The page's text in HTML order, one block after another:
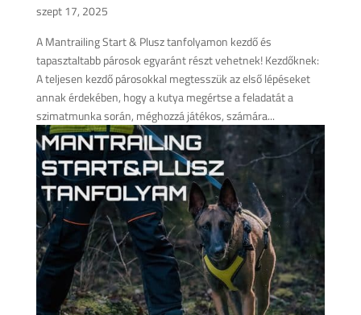
szept 17, 2025
A Mantrailing Start & Plusz tanfolyamon kezdő és
tapasztaltabb párosok egyaránt részt vehetnek! Kezdőknek:
A teljesen kezdő párosokkal megtesszük az első lépéseket
annak érdekében, hogy a kutya megértse a feladatát a
szimatmunka során, méghozzá játékos, számára...